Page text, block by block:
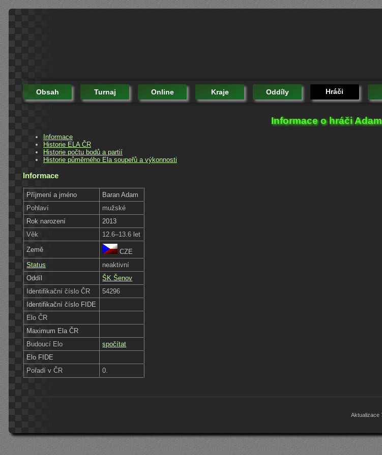
Obsah Turnaj Online Kraje Oddíly Hráči
Informace o hráči
Informace
Historie ELA ČR
Historie počtu bodů a partií
Historie půměrného Ela soupeřů a výkonnosti
Informace
Příjmení a jméno
Baran Adam
Pohlaví
mužské
Rok narození
2013
Věk
12.6–13.6 let
Země
CZE
Status
neaktivní
Oddíl
ŠK Šenov
Identifikační číslo ČR
54296
Identifikační číslo FIDE
Elo ČR
Maximum Ela ČR
Budoucí Elo
spočítat
Elo FIDE
Pořadí v ČR
0.
Aktualizace